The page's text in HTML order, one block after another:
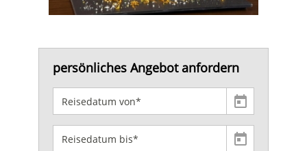
persönliches Angebot anfordern